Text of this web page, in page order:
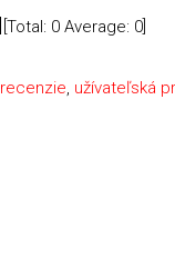
[Total: 0 Average: 0
recenzie, užívateľská